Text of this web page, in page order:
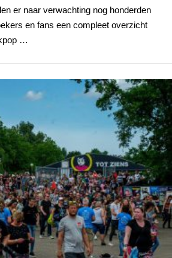
er naar verwachting nog honderden
en fans een compleet overzicht
…